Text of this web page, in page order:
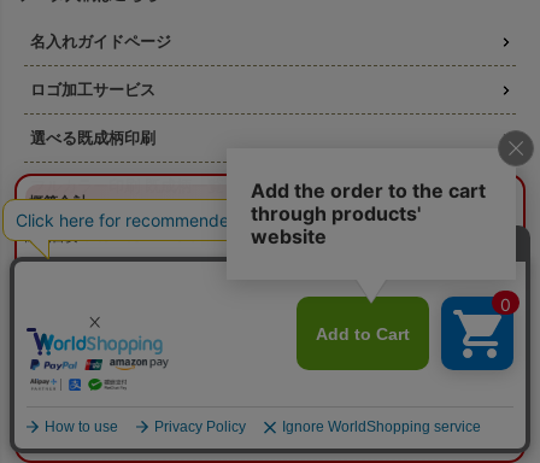
概算合計 ¥0 閉じる
—
印刷サイズ：
—
—
オプション：特殊インクを使用しない
本体代： ¥0 印刷代：¥0
オプション代：¥0
名入れガイドページ
ロゴ加工サービス
選べる既成柄印刷
そもそも「版代」ってなに？
印刷方法ごとの必要な版数
版は使いまわせます